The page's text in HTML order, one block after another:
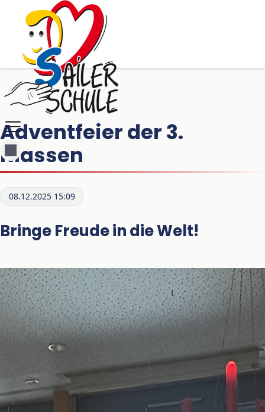
Adventfeier der 3.
Klassen
08.12.2025 15:09
Bringe Freude in die Welt!